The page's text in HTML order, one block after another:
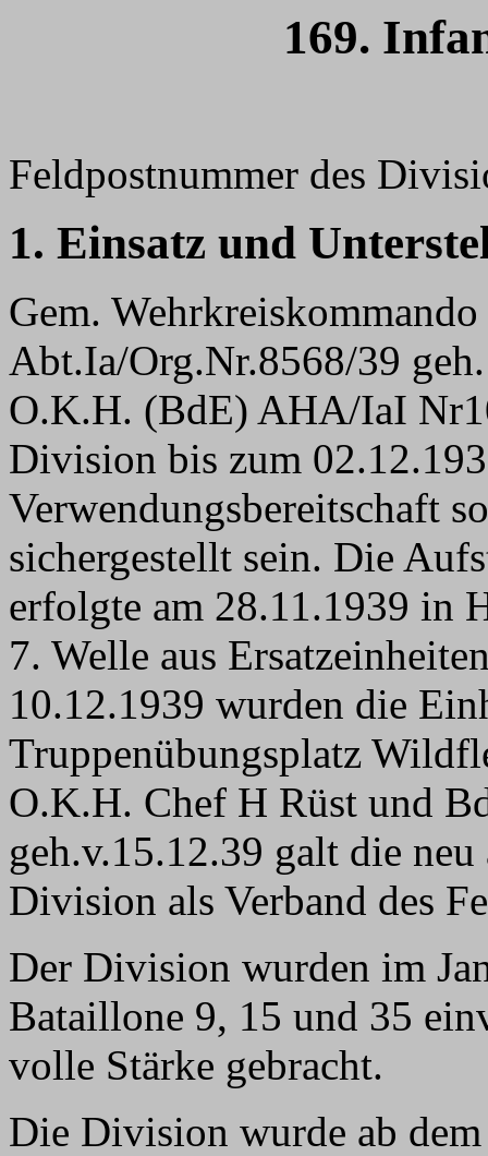
169.
Feldpostnummer des
1. Einsatz und
Gem.
Abt.Ia/Org.Nr.8568/39
O.K.H. (BdE) AHA/IaI
Division bis zum
Verwendungsbereitschaft
sichergestellt sein. Die
erfolgte am 28.11.1939 in
7. Welle aus
10.12.1939 wurden die
Truppenübungsplatz
O.K.H. Chef H Rüst und
geh.v.15.12.39 galt die
Division als Verband des
Der Division wurden im
Bataillone 9, 15 und 35
volle Stärke gebracht.
Die Division wurde ab